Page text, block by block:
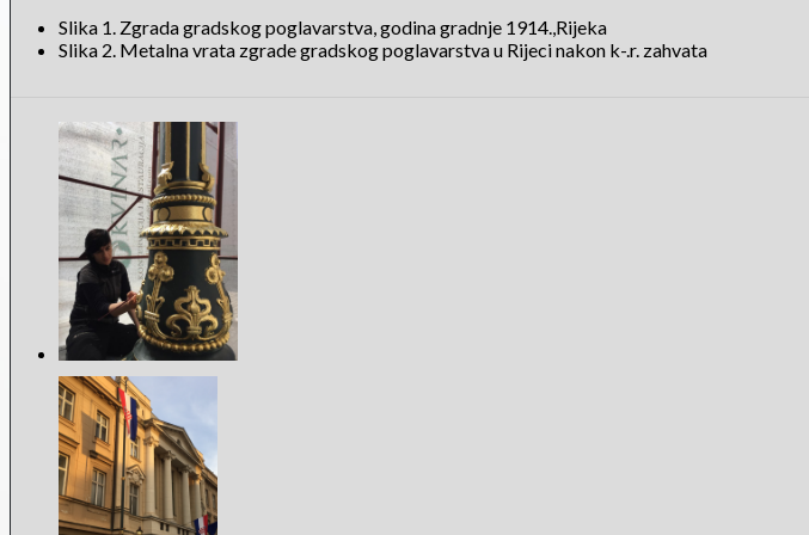
Slika 1. Zgrada gradskog poglavarstva, godina gradnje 1914.,Rijeka
Slika 2. Metalna vrata zgrade gradskog poglavarstva u Rijeci nakon k-.r. zahvata